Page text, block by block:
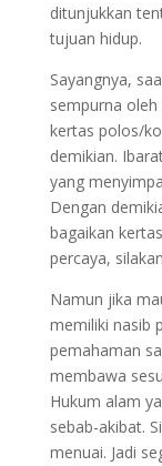
ditunjukkan
tujuan hidup.
Sayangnya,
sempurna oleh
kertas polos/
demikian.
yang
Dengan
bagaikan
percaya,
Namun jika
memiliki nasib
pemahaman
membawa
Hukum alam
sebab-akibat.
menuai. Jadi